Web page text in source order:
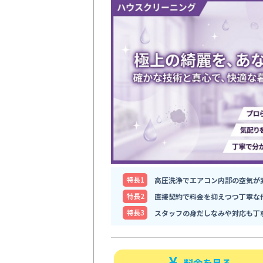
特⻑1
高圧洗浄でエアコン内部の空気
特⻑2
直接契約で料金を抑えつつ丁寧
特⻑3
スタッフの身だしなみや対応も